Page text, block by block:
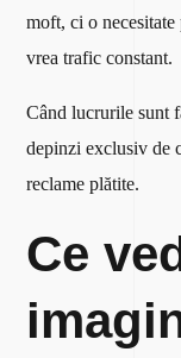
moft, ci o
vrea trafic constant.
Când lucrurile sunt
depinzi exclusiv de
reclame plătite.
Ce